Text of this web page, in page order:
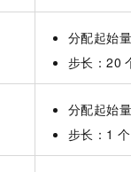
分配起始
步长：20
分配起始
步长：1 个